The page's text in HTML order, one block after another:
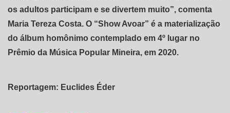
os adultos participam e se divertem muito”, comenta
Maria Tereza Costa. O “Show Avoar” é a materialização
do álbum homônimo contemplado em 4º lugar no
Prêmio da Música Popular Mineira, em 2020.
Reportagem: Euclides Éder